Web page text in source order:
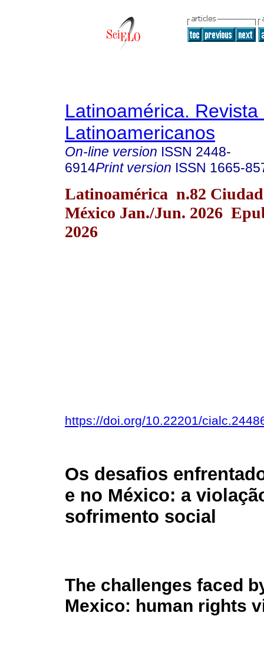
Latinoamérica.
Latinoamericanos
On-line version ISSN 2448-
6914Print version ISSN 1665-
Latinoamérica n.82
México Jan./Jun. 2026
2026
https://doi.org/10.22201/
Os desafios
e no México: a
sofrimento social
The challenges faced
Mexico: human rights